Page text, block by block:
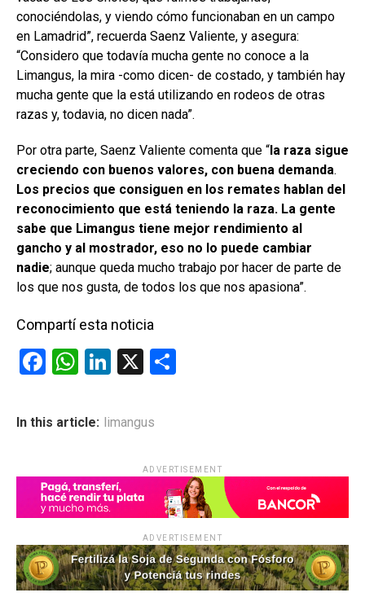
conociéndolas, y viendo cómo funcionaban en un campo
en Lamadrid”, recuerda Saenz Valiente, y asegura:
“Considero que todavía mucha gente no conoce a la
Limangus, la mira -como dicen- de costado, y también hay
mucha gente que la está utilizando en rodeos de otras
razas y, todavia, no dicen nada”.
Por otra parte, Saenz Valiente comenta que “la raza sigue
creciendo con buenos valores, con buena demanda.
Los precios que consiguen en los remates hablan del
reconocimiento que está teniendo la raza. La gente
sabe que Limangus tiene mejor rendimiento al
gancho y al mostrador, eso no lo puede cambiar
nadie; aunque queda mucho trabajo por hacer de parte de
los que nos gusta, de todos los que nos apasiona”.
Compartí esta noticia
F
ce
o
k
W
at
p
p
Li
ke
X
ar
tir
In this article: limangus
ADVERTISEMENT
ADVERTISEMENT